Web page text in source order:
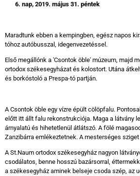
6. nap, 2019. május 31. péntek
Maradtunk ebben a kempingben, egész napos
tóhoz autóbusszal,
Első megállónk a 'Csontok öble' múzeum, majd
ortodox székesegyházat és kolostort. Utána
és borkóstoló a Prespa-tó partján.
A Csontok öble egy vízre épült cölöpfalu.
előtt itt állt falu rekonstrukciója. Maga a látvány
árnyalatú és hihetetlenül átlátszó. A fölé
Zanzibárra emlékeztetnek. A mesterséges
A St.Naum ortodox székesegyház nagyon
csodálatos, benne hosszú bazársorral,
a székesegyház aminek belseje csoda szép, az